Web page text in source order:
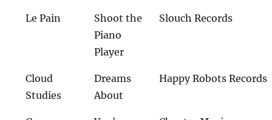
Le Pain
Shoot the
Piano
Player
Slouch Records
Cloud
Studies
Dreams
About
Happy Robots Records